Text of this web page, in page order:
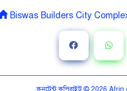
Biswas Builders City
কনটেন্ট কপিরাইট © 2026 Afrin